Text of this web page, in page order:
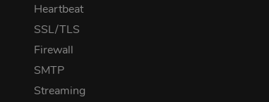
Heartbeat
SSL/TLS
Firewall
SMTP
Streaming